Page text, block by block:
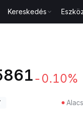
Kereskedés
-0.10%